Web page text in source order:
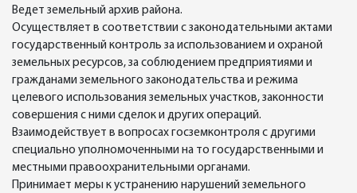
Ведет земельный архив района.
Осуществляет в соответствии с законодательными актами
государственный контроль за использованием и охраной
земельных ресурсов, за соблюдением предприятиями и
гражданами земельного законодательства и режима
целевого использования земельных участков, законности
совершения с ними сделок и других операций.
Взаимодействует в вопросах госземконтроля с другими
специально уполномоченными на то государственными и
местными правоохранительными органами.
Принимает меры к устранению нарушений земельного